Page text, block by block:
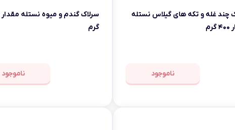
چند غله و تکه های گیلاس نستله
ناموجود
گرم
ناموجود